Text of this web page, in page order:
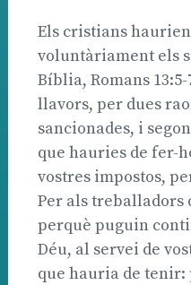
Els cristians
voluntàriament els
Bíblia, Romans
llavors, per dues
sancionades, i
que hauries de fer-
vostres impostos,
Per als treballadors
perquè puguin
Déu, al servei de
que hauria de tenir: